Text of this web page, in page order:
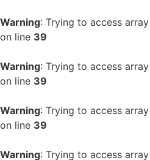
Warning: Trying to access
on line 39
Warning: Trying to access
on line 39
Warning: Trying to access
on line 39
Warning: Trying to access